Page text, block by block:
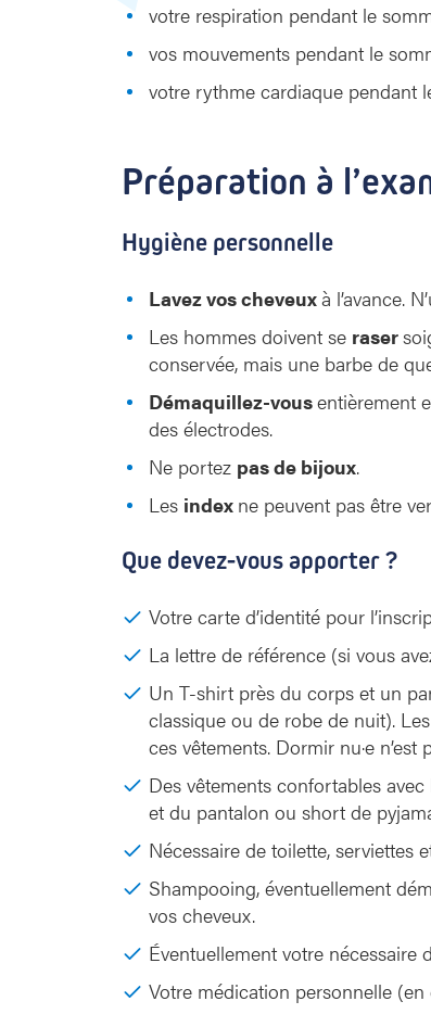
votre respiration pendant le
vos mouvements pendant le
votre rythme cardiaque pendant
Préparation à
Hygiène personnelle
Lavez vos cheveuxà l’avance.
Les hommes doivent se raser
conservée, mais une barbe de
Démaquillez-vousentièrement
des électrodes.
Ne portez pas de bijoux.
Les index ne peuvent pas être
Que devez-vous apporter ?
Votre carte d’identité pour
La lettre de référence (si vous
Un T-shirt près du corps et un
classique ou de robe de nuit).
ces vêtements. Dormir nu·e n’est
Des vêtements confortables
et du pantalon ou short de
Nécessaire de toilette, serviettes
Shampooing, éventuellement
vos cheveux.
Éventuellement votre nécessaire
Votre médication personnelle